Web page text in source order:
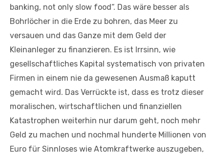
banking, not only slow food“. Das wäre besser als
Bohrlöcher in die Erde zu bohren, das Meer zu
versauen und das Ganze mit dem Geld der
Kleinanleger zu finanzieren. Es ist Irrsinn, wie
gesellschaftliches Kapital systematisch von privaten
Firmen in einem nie da gewesenen Ausmaß kaputt
gemacht wird. Das Verrückte ist, dass es trotz dieser
moralischen, wirtschaftlichen und finanziellen
Katastrophen weiterhin nur darum geht, noch mehr
Geld zu machen und nochmal hunderte Millionen von
Euro für Sinnloses wie Atomkraftwerke auszugeben,